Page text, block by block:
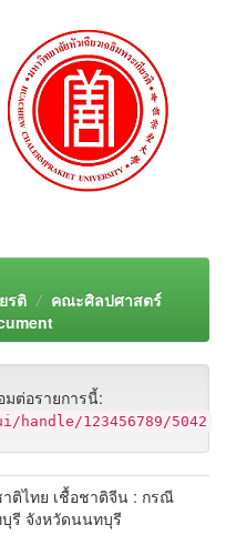
รติ
คณะศิลปศาสตร์
มต่อรายการนี้:
123456789/5042
ติไทย เชื้อชาติจีน : กรณี
รี จังหวัดนนทบุรี